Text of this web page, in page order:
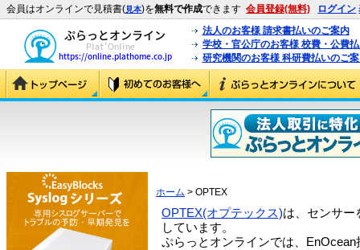
会員はオンラインで見積書(見本)を無料で作成できます 会員登録(無料) ログイン
法人のお客様 請求書払いのご案内
学校・官公庁のお客様 校費・公費
研究機関のお客様 科研費払いのご
ホーム > OPTEX
OPTEX(オプテックス)は、センサー
しています。
ぷらっとオンラインでは、